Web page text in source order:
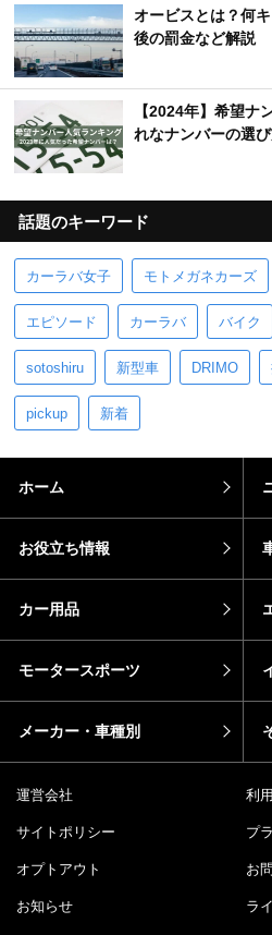
オービスとは？何
後の罰金など解説
【2024年】希望ナ
れなナンバーの選
話題のキーワード
カーラバ女子 モトメガネカーズ
エピソード カーラバ バイク
sotoshiru 新型車 DRIMO
pickup 新着
ホーム
お役立ち情報
カー用品
モータースポーツ
メーカー・車種別
運営会社 利
サイトポリシー プ
オプトアウト お
お知らせ ラ